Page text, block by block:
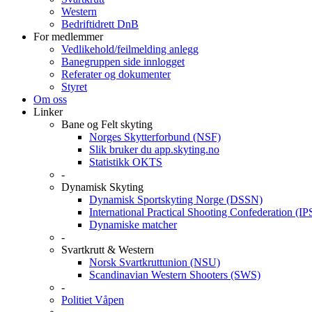
Western
Bedriftidrett DnB
For medlemmer
Vedlikehold/feilmelding anlegg
Banegruppen side innlogget
Referater og dokumenter
Styret
Om oss
Linker
Bane og Felt skyting
Norges Skytterforbund (NSF)
Slik bruker du app.skyting.no
Statistikk OKTS
-
Dynamisk Skyting
Dynamisk Sportskyting Norge (DSSN)
International Practical Shooting Confederation
Dynamiske matcher
-
Svartkrutt & Western
Norsk Svartkruttunion (NSU)
Scandinavian Western Shooters (SWS)
-
Politiet Våpen